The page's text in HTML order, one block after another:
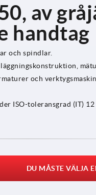
av
handtag
och spindlar.
och
ISO-toleransgrad (IT) 12
DU MÅSTE VÄLJA